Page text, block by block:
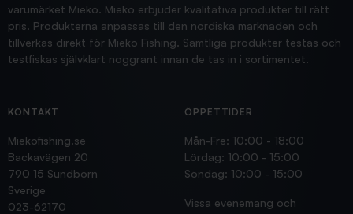
varumärket Mieko. Mieko erbjuder kvalitativa produkter till rätt
pris. Produkterna anpassas till den nordiska marknaden och
tillverkas direkt för Mieko Fishing. Samtliga produkter testas och
testfiskas självklart noggrant innan de tas in i sortimentet.
KONTAKT
Miekofishing.se
Backavägen 20
790 15 Sundborn
Sverige
023-62170
ÖPPETTIDER
Mån-Fre: 10:00 - 18:00
Lördag: 10:00 - 15:00
Söndag: 10:00 - 15:00
Vissa evenemang och